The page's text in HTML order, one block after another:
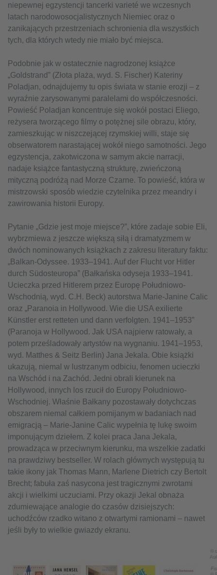
niepewnej egzystencji tancerki varieté we wczesnych
latach narodowosocjalistycznych Niemiec oraz o
zanikających przestrzeniach schronienia dla wszystkich
tych, dla których wtedy nie miało być miejsca.
Podobnie jak w ostatecznie nagrodzonej książce
„Goldstrand” (Złota plaża, wyd. S. Fischer) Kateriny
Poladjan, odnajdujemy tu opis świata w stanie erozji – z
wyraźnie zarysowanymi paralelami do współczesności.
Powieść Poladjan koncentruje się wokół postaci Eliego,
reżysera tworzącego filmy o potężnej sile obrazu, który,
zamieszkując w niszczejącej rzymskiej willi, staje się
obserwatorem narastającej wokół niego samotności. Jego
egzystencja, zakotwiczona w samym akcie narracji,
nadaje książce fantastyczną strukturę, zwieńczoną
mityczną podróżą nad Morze Czarne. To powieść, która w
mistrzowski sposób wiedzie czytelnika przez meandry i
zawirowania historii Europy.
Pytanie „Gdzie jest moje miejsce?”, które zadaje sobie Eli,
wybrzmiewa z jeszcze większą siłą i dramatyzmem w
dwóch nominowanych książkach z zakresu literatury faktu:
„Balkan-Odyssee. 1933–1941. Auf der Flucht vor Hitler
durch Südosteuropa” (Bałkańska odyseja 1933–1941.
Ucieczka przed Hitlerem przez Europę Południowo-
Wschodnią, wyd. C.H. Beck) autorstwa Marie-Janine Calic
oraz „Paranoia in Hollywood. Wie die USA exilierte
Künstler erst retteten und dann verfolgten. 1941–1953”
(Paranoja w Hollywood. Jak USA najpierw ratowały, a
potem prześladowały artystów na wygnaniu. 1941–1953,
wyd. Matthes & Seitz Berlin) Jana Jekala. Obie książki
ukazują, niemal w lustrzanym odbiciu, fenomen ucieczki
na Wschód i na Zachód. Jedni obrali kierunek na
Hollywood, innych los rzucił do Europy Południowo-
Wschodniej. Właśnie Bałkany pozostawały dotychczas
obszarem niemal całkiem pomijanym w badaniach nad
emigracją – Marie-Janine Calic wypełnia tę lukę swoim
imponującym dziełem. Z kolei praca Jana Jekala,
prowadząca w przeciwnym kierunku, ma wszelkie zadatki
na prawdziwy bestseller. W rolach głównych występują tu
takie ikony jak Thomas Mann, Marlene Dietrich czy Bertolt
Brecht; fabuła zaś nasycona jest tragicznymi zwrotami
akcji i wielkimi uczuciami. Przy okazji Jekal obnaża
zdumiewające analogie do czasów dzisiejszych:
uchodźców rzadko witano z otwartymi ramionami – nawet
jeśli były to wielkie gwiazdy ekranu.
©
©